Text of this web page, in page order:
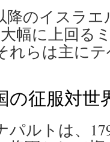
降のイスラ
幅に上回る
れらは主に
征服対世
ルトは、